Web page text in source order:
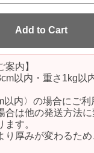
案内】
以内・重さ1kg以
以内〉の場合にご
合は他の発送方法
す。
厚みが変わるた